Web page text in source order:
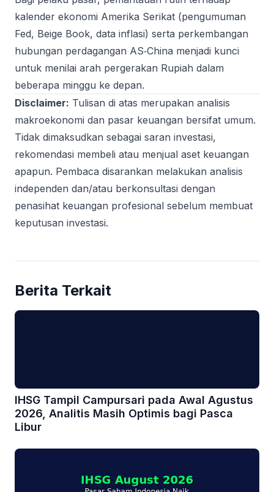
kalender ekonomi Amerika Serikat (pengumuman
Fed, Beige Book, data inflasi) serta perkembangan
hubungan perdagangan AS‑China menjadi kunci
untuk menilai arah pergerakan Rupiah dalam
beberapa minggu ke depan.
Disclaimer: Tulisan di atas merupakan analisis
makroekonomi dan pasar keuangan bersifat umum.
Tidak dimaksudkan sebagai saran investasi,
rekomendasi membeli atau menjual aset keuangan
apapun. Pembaca disarankan melakukan analisis
independen dan/atau berkonsultasi dengan
penasihat keuangan profesional sebelum membuat
keputusan investasi.
Berita Terkait
IHSG Tampil Campursari pada Awal Agustus
2026, Analitis Masih Optimis bagi Pasca
Libur